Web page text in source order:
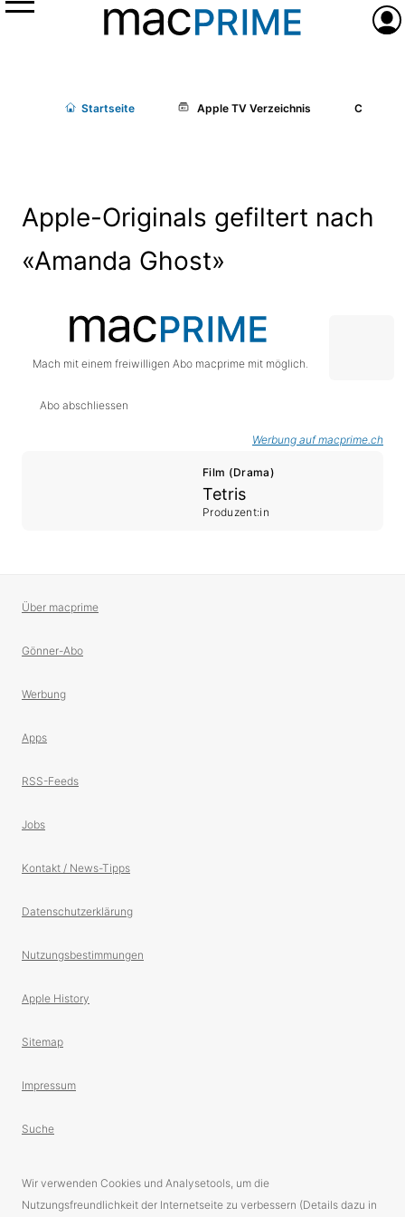
Menü
Startseite Apple TV Verzeichnis Cast/
Apple-Originals gefiltert nach
«Amanda Ghost»
Mach mit einem freiwilligen Abo macprime mit möglich.
Abo abschliessen
Werbung auf macprime.ch
Film (Drama)
Tetris
Produzent:in
Über macprime
Gönner-Abo
Werbung
Apps
RSS-Feeds
Jobs
Kontakt / News-Tipps
Datenschutzerklärung
Nutzungsbestimmungen
Apple History
Sitemap
Impressum
Suche
Wir verwenden Cookies und Analysetools, um die
Nutzungsfreundlichkeit der Internetseite zu verbessern (Details dazu in